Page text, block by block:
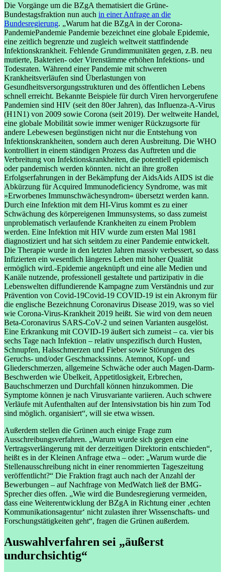
Die Vorgänge um die BZgA thematisiert die Grüne-
Bundestagsfraktion nun auch in einer Anfrage an die
Bundesregierung. „Warum hat die BZgA in der Corona-
PandemiePandemie Pandemie bezeichnet eine globale Epidemie,
eine zeitlich begrenzte und zugleich weltweit stattfindende
Infektionskrankheit. Fehlende Grundimmunitäten gegen, z.B. neu
mutierte, Bakterien- oder Virenstämme erhöhen Infektions- und
Todesraten. Während einer Pandemie mit schweren
Krankheitsverläufen sind Überlastungen von
Gesundheitsversorgungsstrukturen und des öffentlichen Lebens
schnell erreicht. Bekannte Beispiele für durch Viren hervorgerufene
Pandemien sind HIV (seit den 80er Jahren), das Influenza-A-Virus
(H1N1) von 2009 sowie Corona (seit 2019). Der weltweite Handel,
eine globale Mobilität sowie immer weniger Rückzugsorte für
andere Lebewesen begünstigen nicht nur die Entstehung von
Infektionskrankheiten, sondern auch deren Ausbreitung. Die WHO
kontrolliert in einem ständigen Prozess das Auftreten und die
Verbreitung von Infektionskrankheiten, die potentiell epidemisch
oder pandemisch werden könnten. nicht an ihre großen
Erfolgserfahrungen in der Bekämpfung derAidsAids AIDS ist die
Abkürzung für Acquired Immunodeficiency Syndrome, was mit
»Erworbenes Immunschwächesyndrom« übersetzt werden kann.
Durch eine Infektion mit dem HI-Virus kommt es zu einer
Schwächung des körpereigenen Immunsystems, so dass zumeist
unproblematisch verlaufende Krankheiten zu einem Problem
werden. Eine Infektion mit HIV wurde zum ersten Mal 1981
diagnostiziert und hat sich seitdem zu einer Pandemie entwickelt.
Die Therapie wurde in den letzten Jahren massiv verbessert, so dass
Infizierten ein wesentlich längeres Leben mit hoher Qualität
ermöglich wird.-Epidemie angeknüpft und eine alle Medien und
Kanäle nutzende, professionell gestaltete und partizipativ in die
Lebenswelten diffundierende Kampagne zum Verständnis und zur
Prävention von Covid-19Covid-19 COVID-19 ist ein Akronym für
die englische Bezeichnung Coronavirus Disease 2019, was so viel
wie Corona-Virus-Krankheit 2019 heißt. Sie wird von dem neuen
Beta-Coronavirus SARS-CoV-2 und seinen Varianten ausgelöst.
Eine Erkrankung mit COVID-19 äußert sich zumeist – ca. vier bis
sechs Tage nach Infektion – relativ unspezifisch durch Husten,
Schnupfen, Halsschmerzen und Fieber sowie Störungen des
Geruchs- und/oder Geschmackssinns. Atemnot, Kopf- und
Gliederschmerzen, allgemeine Schwäche oder auch Magen-Darm-
Beschwerden wie Übelkeit, Appetitlosigkeit, Erbrechen,
Bauchschmerzen und Durchfall können hinzukommen. Die
Symptome können je nach Virusvariante variieren. Auch schwere
Verläufe mit Aufenthalten auf der Intensivstation bis hin zum Tod
sind möglich. organisiert“, will sie etwa wissen.
Außerdem stellen die Grünen auch einige Frage zum
Ausschreibungsverfahren. „Warum wurde sich gegen eine
Vertragsverlängerung mit der derzeitigen Direktorin entschieden“,
heißt es in der Kleinen Anfrage etwa – oder: „Warum wurde die
Stellenausschreibung nicht in einer renommierten Tageszeitung
veröffentlicht?“ Die Fraktion fragt auch nach der Anzahl der
Bewerbungen – auf Nachfrage von MedWatch ließ der BMG-
Sprecher dies offen. „Wie wird die Bundesregierung vermeiden,
dass eine Weiterentwicklung der BZgA in Richtung einer ‚echten
Kommunikationsagentur‘ nicht zulasten ihrer Wissenschafts- und
Forschungstätigkeiten geht“, fragen die Grünen außerdem.
Auswahlverfahren sei „äußerst
undurchsichtig“